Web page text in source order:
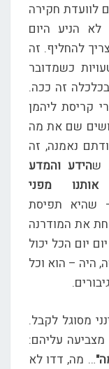
לוועדת חקירה
הניע היום
להחליף. זה
כשמדובר
זה ככה.
קריסת ליהמן
שם את מה
נאמנה, זה
שהידע והמדע
מפני
שהיא תפיסת
את המודרנה
יום הכל יכול
היה – הוא וכל
מסוגל לקבל.
עליהם:
… מה, דדו לא